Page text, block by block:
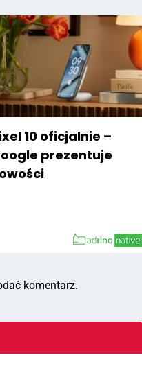
10 oficjalnie –
prezentuje
komentarz.